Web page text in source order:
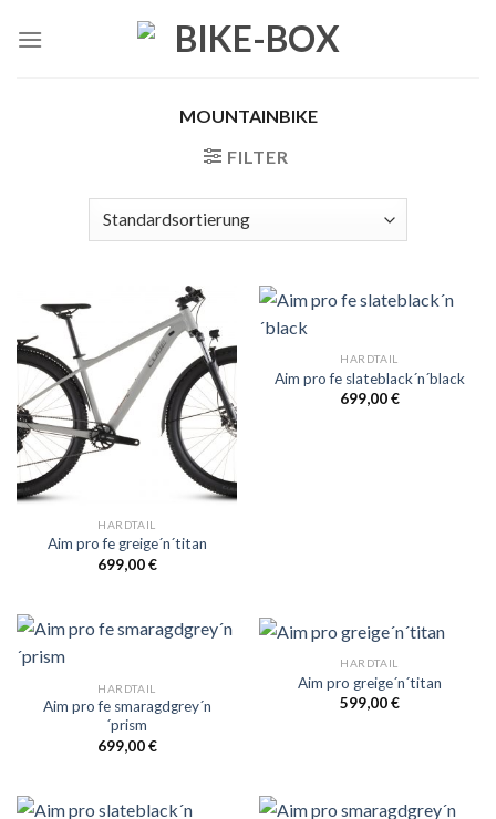
MOUNTAINBIKE
FILTER
HARDTAIL
Aim pro fe greige´n´titan
699,00€
HARDTAIL
Aim pro fe slateblack´n´black
699,00€
HARDTAIL
Aim pro fe smaragdgrey´n
´prism
699,00€
HARDTAIL
Aim pro greige´n´titan
599,00€